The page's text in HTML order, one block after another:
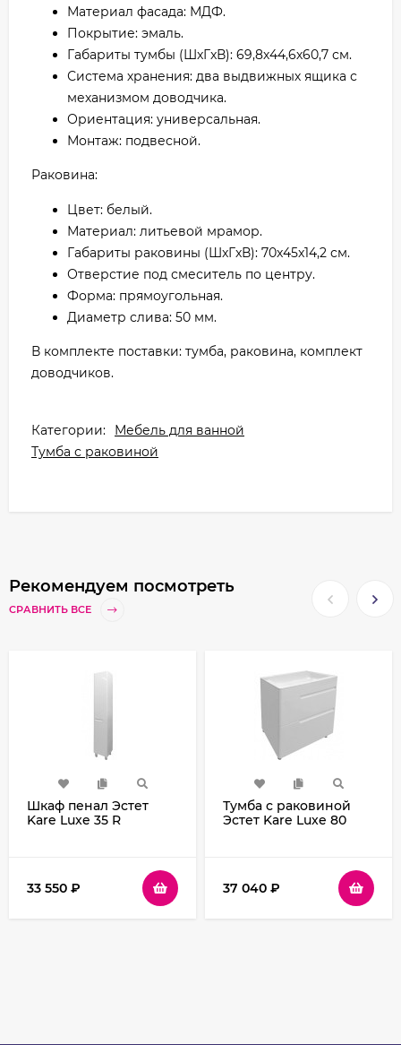
Материал фасада: МДФ.
Покрытие: эмаль.
Габариты тумбы (ШxГxВ): 69,8х44,6х60,7 см.
Система хранения: два выдвижных ящика с
механизмом доводчика.
Ориентация: универсальная.
Монтаж: подвесной.
Раковина:
Цвет: белый.
Материал: литьевой мрамор.
Габариты раковины (ШxГxВ): 70x45x14,2 см.
Отверстие под смеситель по центру.
Форма: прямоугольная.
Диаметр слива: 50 мм.
В комплекте поставки: тумба, раковина, комплект
доводчиков.
Категории:
Мебель для ванной
Тумба с раковиной
Рекомендуем посмотреть
СРАВНИТЬ ВСЕ
Шкаф пенал Эстет
Kare Luxe 35 R
33 550 ₽
Тумба с раковиной
Эстет Kare Luxe 80
37 040 ₽